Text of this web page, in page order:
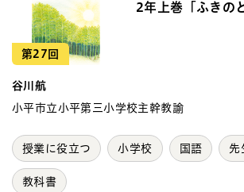
第27回
2年上巻「ふきの
谷川航
小平市立小平第三小学校主幹教諭
授業に役立つ 小学校 国語 先
教科書